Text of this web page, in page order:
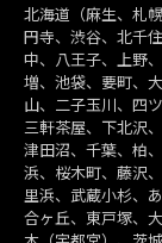
北海道（麻生、札
円寺、渋谷、北千
中、八王子、上野
増、池袋、要町、
山、二子玉川、四
三軒茶屋、下北沢
津田沼、千葉、柏
浜、桜木町、藤沢
里浜、武蔵小杉、
合ヶ丘、東戸塚、